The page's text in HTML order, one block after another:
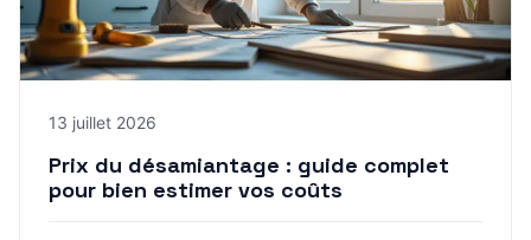
13 juillet 2026
Prix du désamiantage : guide complet
pour bien estimer vos coûts